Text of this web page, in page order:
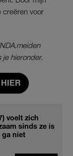
creëren voor
je hieronder.
voelt zich
sinds ze is
ga niet